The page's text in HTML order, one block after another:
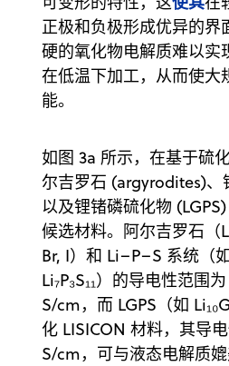
正极和负极形成优异的界
硬的氧化物电解质难以实
在低温下加工，从而使大
能。
如图 3a 所示，在基于硫
尔吉罗石 (argyrodites)
以及锂锗磷硫化物
候选材料。阿尔吉罗石（
Br, I）和 Li–P–S 系统（如
Li₇P₃S₁₁）的导电性范围为
S/cm，而 LGPS（如
化 LISICON 材料，其导电
S/cm，可与液态电解质媲